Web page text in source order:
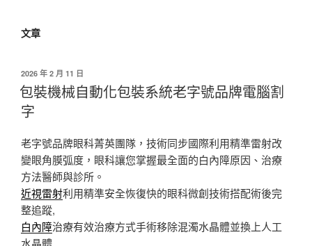
文章
發
佈
於
2026 年 2 月 11 日
包裝機械自動化包裝系統老字號品牌電腦割
字
老字號品牌眼科菁英團隊，技術同步國際利用精準雷射改
變眼角膜弧度，眼科讓您掌握最全面的白內障原因、治療
方法醫師與診所。
近視雷射利用精準安全恢復快的眼科微創技術搭配術後完
整追蹤,
白內障治療有效治療方式手術移除混濁水晶體並換上人工
水晶體,